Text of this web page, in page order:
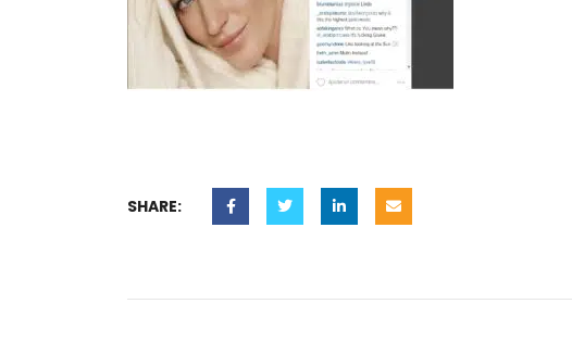
SHARE: